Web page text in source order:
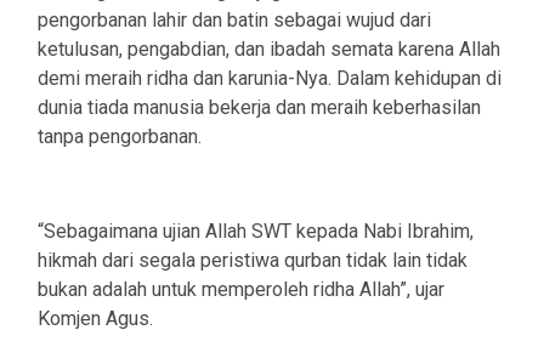
pengorbanan lahir dan batin sebagai wujud dari
ketulusan, pengabdian, dan ibadah semata karena Allah
demi meraih ridha dan karunia-Nya. Dalam kehidupan di
dunia tiada manusia bekerja dan meraih keberhasilan
tanpa pengorbanan.
“Sebagaimana ujian Allah SWT kepada Nabi Ibrahim,
hikmah dari segala peristiwa qurban tidak lain tidak
bukan adalah untuk memperoleh ridha Allah”, ujar
Komjen Agus.